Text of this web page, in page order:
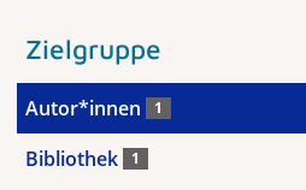
Zielgruppe
Autor*innen 1
Bibliothek 1